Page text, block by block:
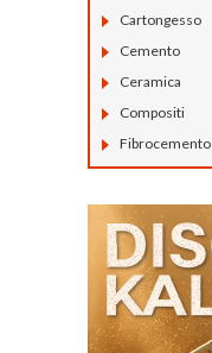
Cartongesso
Cemento
Ceramica
Compositi
Fibrocemento